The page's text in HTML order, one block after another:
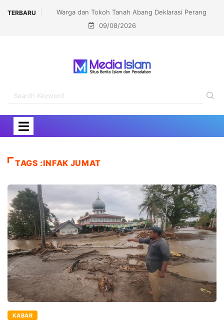
TERBARU
Warga dan Tokoh Tanah Abang Deklarasi Perang
Melawan Tramadol Ilegal
09/08/2026
TAGS :INFAK JUMAT
KABAR